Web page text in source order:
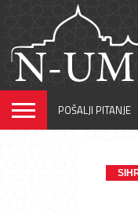
POŠALJI PITANJE